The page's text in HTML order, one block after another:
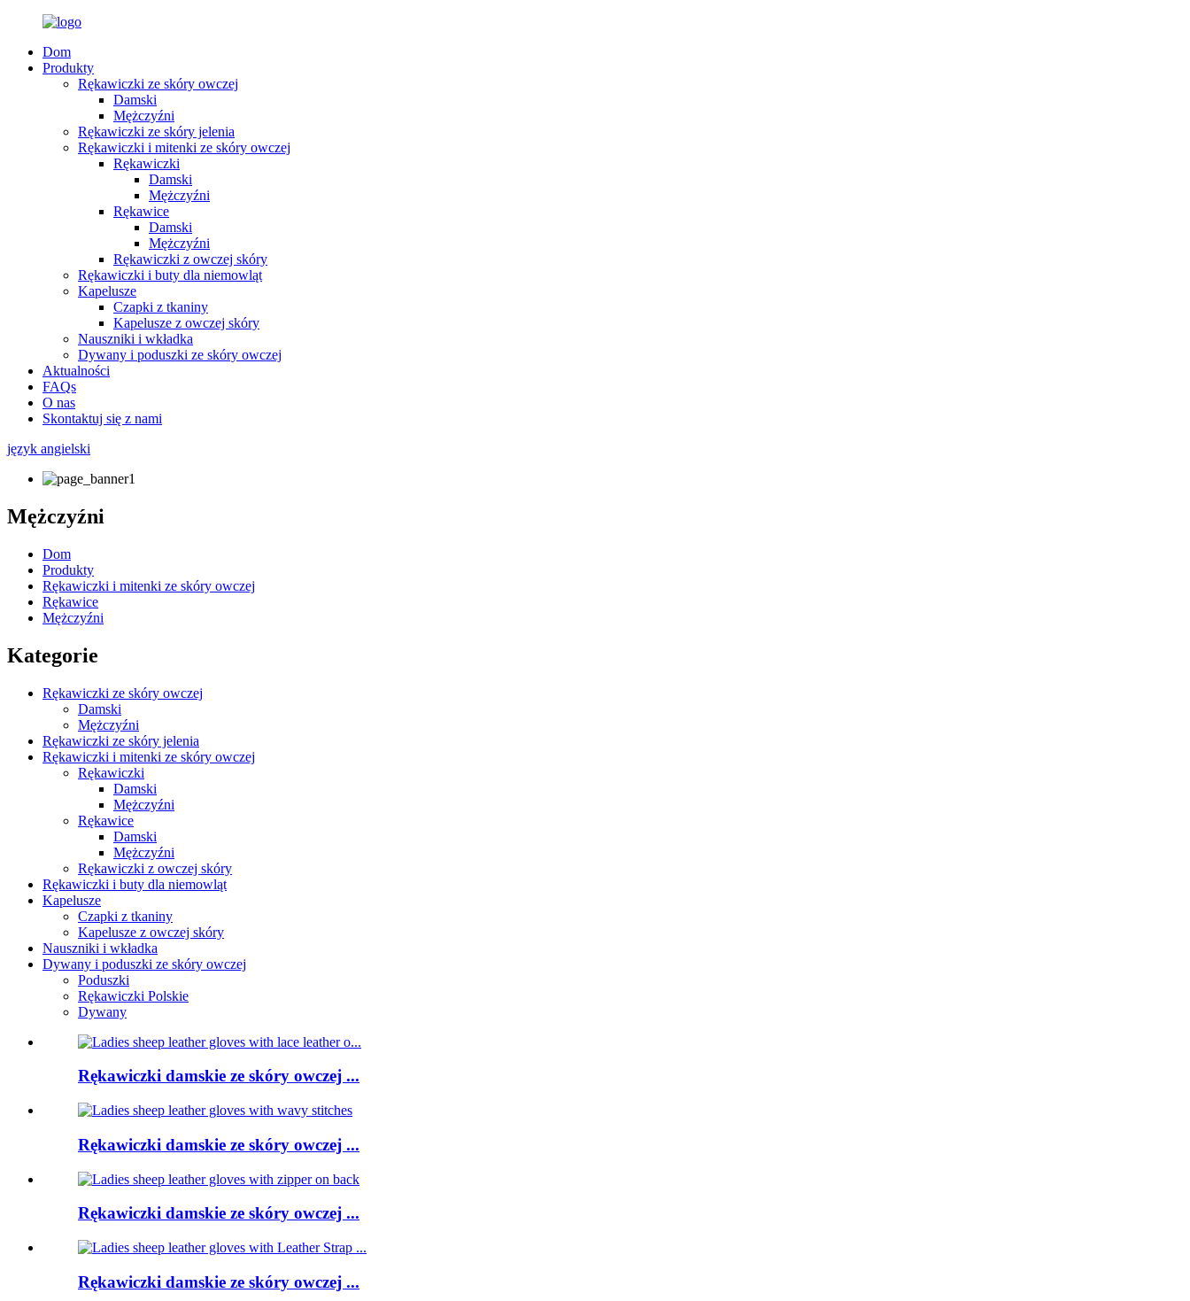
Dom
Produkty
Rękawiczki ze skóry owczej
Damski
Mężczyźni
Rękawiczki ze skóry jelenia
Rękawiczki i mitenki ze skóry owczej
Rękawiczki
Damski
Mężczyźni
Rękawice
Damski
Mężczyźni
Rękawiczki z owczej skóry
Rękawiczki i buty dla niemowląt
Kapelusze
Czapki z tkaniny
Kapelusze z owczej skóry
Nauszniki i wkładka
Dywany i poduszki ze skóry owczej
Aktualności
FAQs
O nas
Skontaktuj się z nami
język angielski
Mężczyźni
Dom
Produkty
Rękawiczki i mitenki ze skóry owczej
Rękawice
Mężczyźni
Kategorie
Rękawiczki ze skóry owczej
Damski
Mężczyźni
Rękawiczki ze skóry jelenia
Rękawiczki i mitenki ze skóry owczej
Rękawiczki
Damski
Mężczyźni
Rękawice
Damski
Mężczyźni
Rękawiczki z owczej skóry
Rękawiczki i buty dla niemowląt
Kapelusze
Czapki z tkaniny
Kapelusze z owczej skóry
Nauszniki i wkładka
Dywany i poduszki ze skóry owczej
Poduszki
Rękawiczki Polskie
Dywany
Rękawiczki damskie ze skóry owczej ...
Rękawiczki damskie ze skóry owczej ...
Rękawiczki damskie ze skóry owczej ...
Rękawiczki damskie ze skóry owczej ...